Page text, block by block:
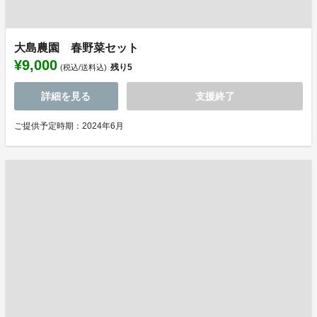
大島農園 春野菜セット
¥9,000 (税込/送料込) 残り5
詳細を見る 支援終了
ご提供予定時期：2024年6月